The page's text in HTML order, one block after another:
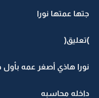
جتها عمتها نورا
)تعليق(
نورا هاذي أصغر عمه
داخله محاسبه